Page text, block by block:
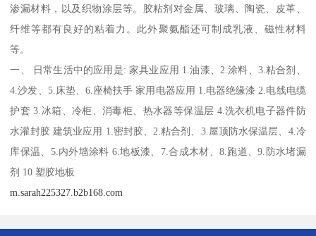
渗漏材料，以及织物涂层等。胶粘剂对金属、玻璃、陶瓷、皮革、
纤维等都有良好的粘着力。此外聚氨酯还可制成乳液、磁性材料
等。
一、 日常生活中的应用是: 家具业应用 1.油漆、2.涂料、3.粘合剂、
4.沙发、5.床垫、6.座椅扶手 家用电器应用 1.电器绝缘漆 2.电线电缆
护套 3.冰箱、冷柜、消毒柜、热水器等保温层 4.洗衣机电子器件防
水灌封胶 建筑业应用 1.密封胶、2.粘合剂、3.屋顶防水保温层、4.冷
库保温、5.内外墙涂料 6.地板漆、7.合成木材、8.跑道、9.防水堵漏
剂 10 塑胶地板
m.sarah225327.b2b168.com